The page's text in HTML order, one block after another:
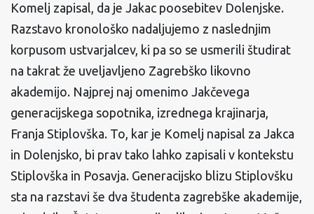
Komelj zapisal, da je Jakac poosebitev Dolenjske.
Razstavo kronološko nadaljujemo z naslednjim
korpusom ustvarjalcev, ki pa so se usmerili študirat
na takrat že uveljavljeno Zagrebško likovno
akademijo. Najprej naj omenimo Jakčevega
generacijskega sopotnika, izrednega krajinarja,
Franja Stiplovška. To, kar je Komelj napisal za Jakca
in Dolenjsko, bi prav tako lahko zapisali v kontekstu
Stiplovška in Posavja. Generacijsko blizu Stiplovšku
sta na razstavi še dva študenta zagrebške akademije,